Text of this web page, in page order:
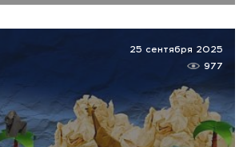
25 сентября 2025
977